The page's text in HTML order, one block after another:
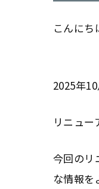
こんにち
2025年
リニュー
今回のリ
な情報を